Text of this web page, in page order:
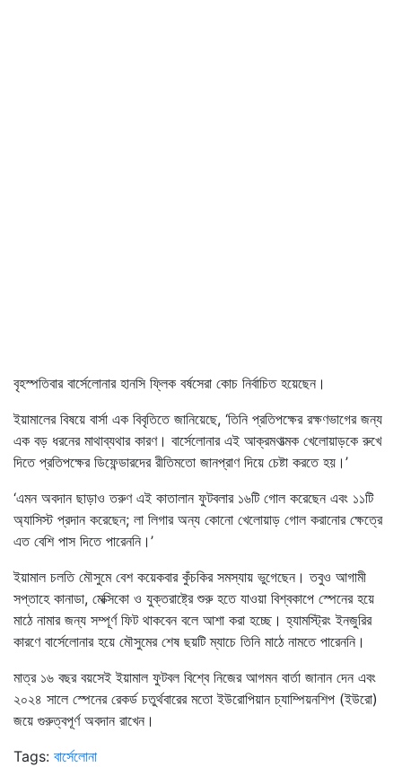
বৃহস্পতিবার বার্সেলোনার হানসি ফ্লিক বর্ষসেরা কোচ নির্বাচিত হয়েছেন।
ইয়ামালের বিষয়ে বার্সা এক বিবৃতিতে জানিয়েছে, ‘তিনি প্রতিপক্ষের রক্ষণভাগের জন্য
এক বড় ধরনের মাথাব্যথার কারণ। বার্সেলোনার এই আক্রমণাত্মক খেলোয়াড়কে রুখে
দিতে প্রতিপক্ষের ডিফেন্ডারদের রীতিমতো জানপ্রাণ দিয়ে চেষ্টা করতে হয়।’
‘এমন অবদান ছাড়াও তরুণ এই কাতালান ফুটবলার ১৬টি গোল করেছেন এবং ১১টি
অ্যাসিস্ট প্রদান করেছেন; লা লিগার অন্য কোনো খেলোয়াড় গোল করানোর ক্ষেত্রে
এত বেশি পাস দিতে পারেননি।’
ইয়ামাল চলতি মৌসুমে বেশ কয়েকবার কুঁচকির সমস্যায় ভুগেছেন। তবুও আগামী
সপ্তাহে কানাডা, মেক্সিকো ও যুক্তরাষ্ট্রে শুরু হতে যাওয়া বিশ্বকাপে স্পেনের হয়ে
মাঠে নামার জন্য সম্পূর্ণ ফিট থাকবেন বলে আশা করা হচ্ছে। হ্যামস্ট্রিং ইনজুরির
কারণে বার্সেলোনার হয়ে মৌসুমের শেষ ছয়টি ম্যাচে তিনি মাঠে নামতে পারেননি।
মাত্র ১৬ বছর বয়সেই ইয়ামাল ফুটবল বিশ্বে নিজের আগমন বার্তা জানান দেন এবং
২০২৪ সালে স্পেনের রেকর্ড চতুর্থবারের মতো ইউরোপিয়ান চ্যাম্পিয়নশিপ (ইউরো)
জয়ে গুরুত্বপূর্ণ অবদান রাখেন।
Tags: বার্সেলোনা